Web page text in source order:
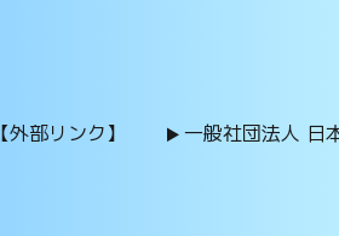
【外部リンク】 一般社団法人 日